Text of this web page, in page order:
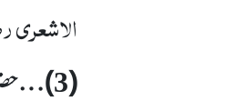
الاشعری
(
3
)…